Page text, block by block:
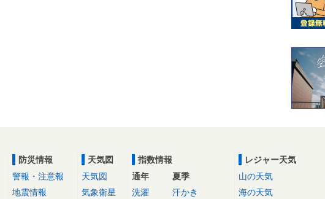
防災情報
警報・注意報
地震情報
天気図
天気図
気象衛星
指数情報
通年
洗濯
夏季
汗かき
レジャー天気
山の天気
海の天気